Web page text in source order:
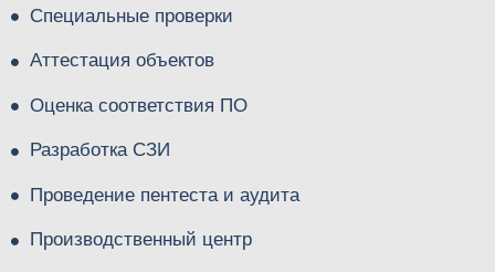
Специальные проверки
Аттестация объектов
Оценка соответствия ПО
Разработка СЗИ
Проведение пентеста и аудита
Производственный центр